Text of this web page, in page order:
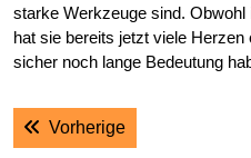
starke Werkzeuge sind. Obwohl
hat sie bereits jetzt viele
sicher noch lange Bedeutung
Post
navigation
VorherigePrevious post: